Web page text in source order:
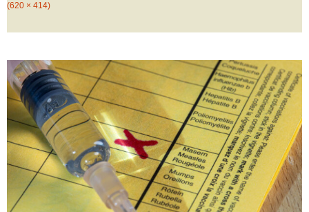
(620 × 414)